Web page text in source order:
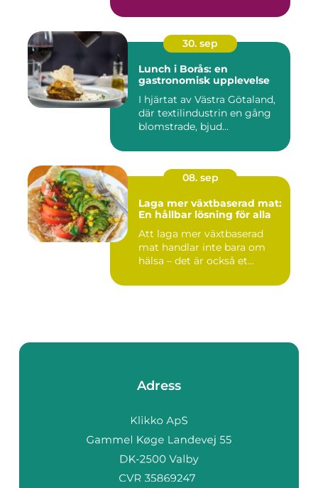
30. sep
Lunch i Borås: en
gastronomisk upplevelse
I hjärtat av Västra Götaland,
där textilindustrin en gång
blomstrade, bjud...
08. sep
Laga mer växtbaserad mat:
En hållbar lösning för alla
Att laga mer växtbaserad
mat handlar inte bara om
hälsa – det är också et...
Adress